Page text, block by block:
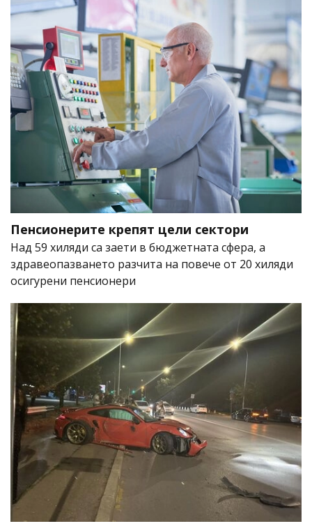
Пенсионерите крепят цели сектори
Над 59 хиляди са заети в бюджетната сфера, а
здравеопазването разчита на повече от 20 хиляди
осигурени пенсионери